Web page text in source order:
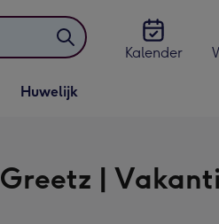
Kalender
Vervolgkeuzelijst
Huwelijk openen
Huwelijk
Greetz |